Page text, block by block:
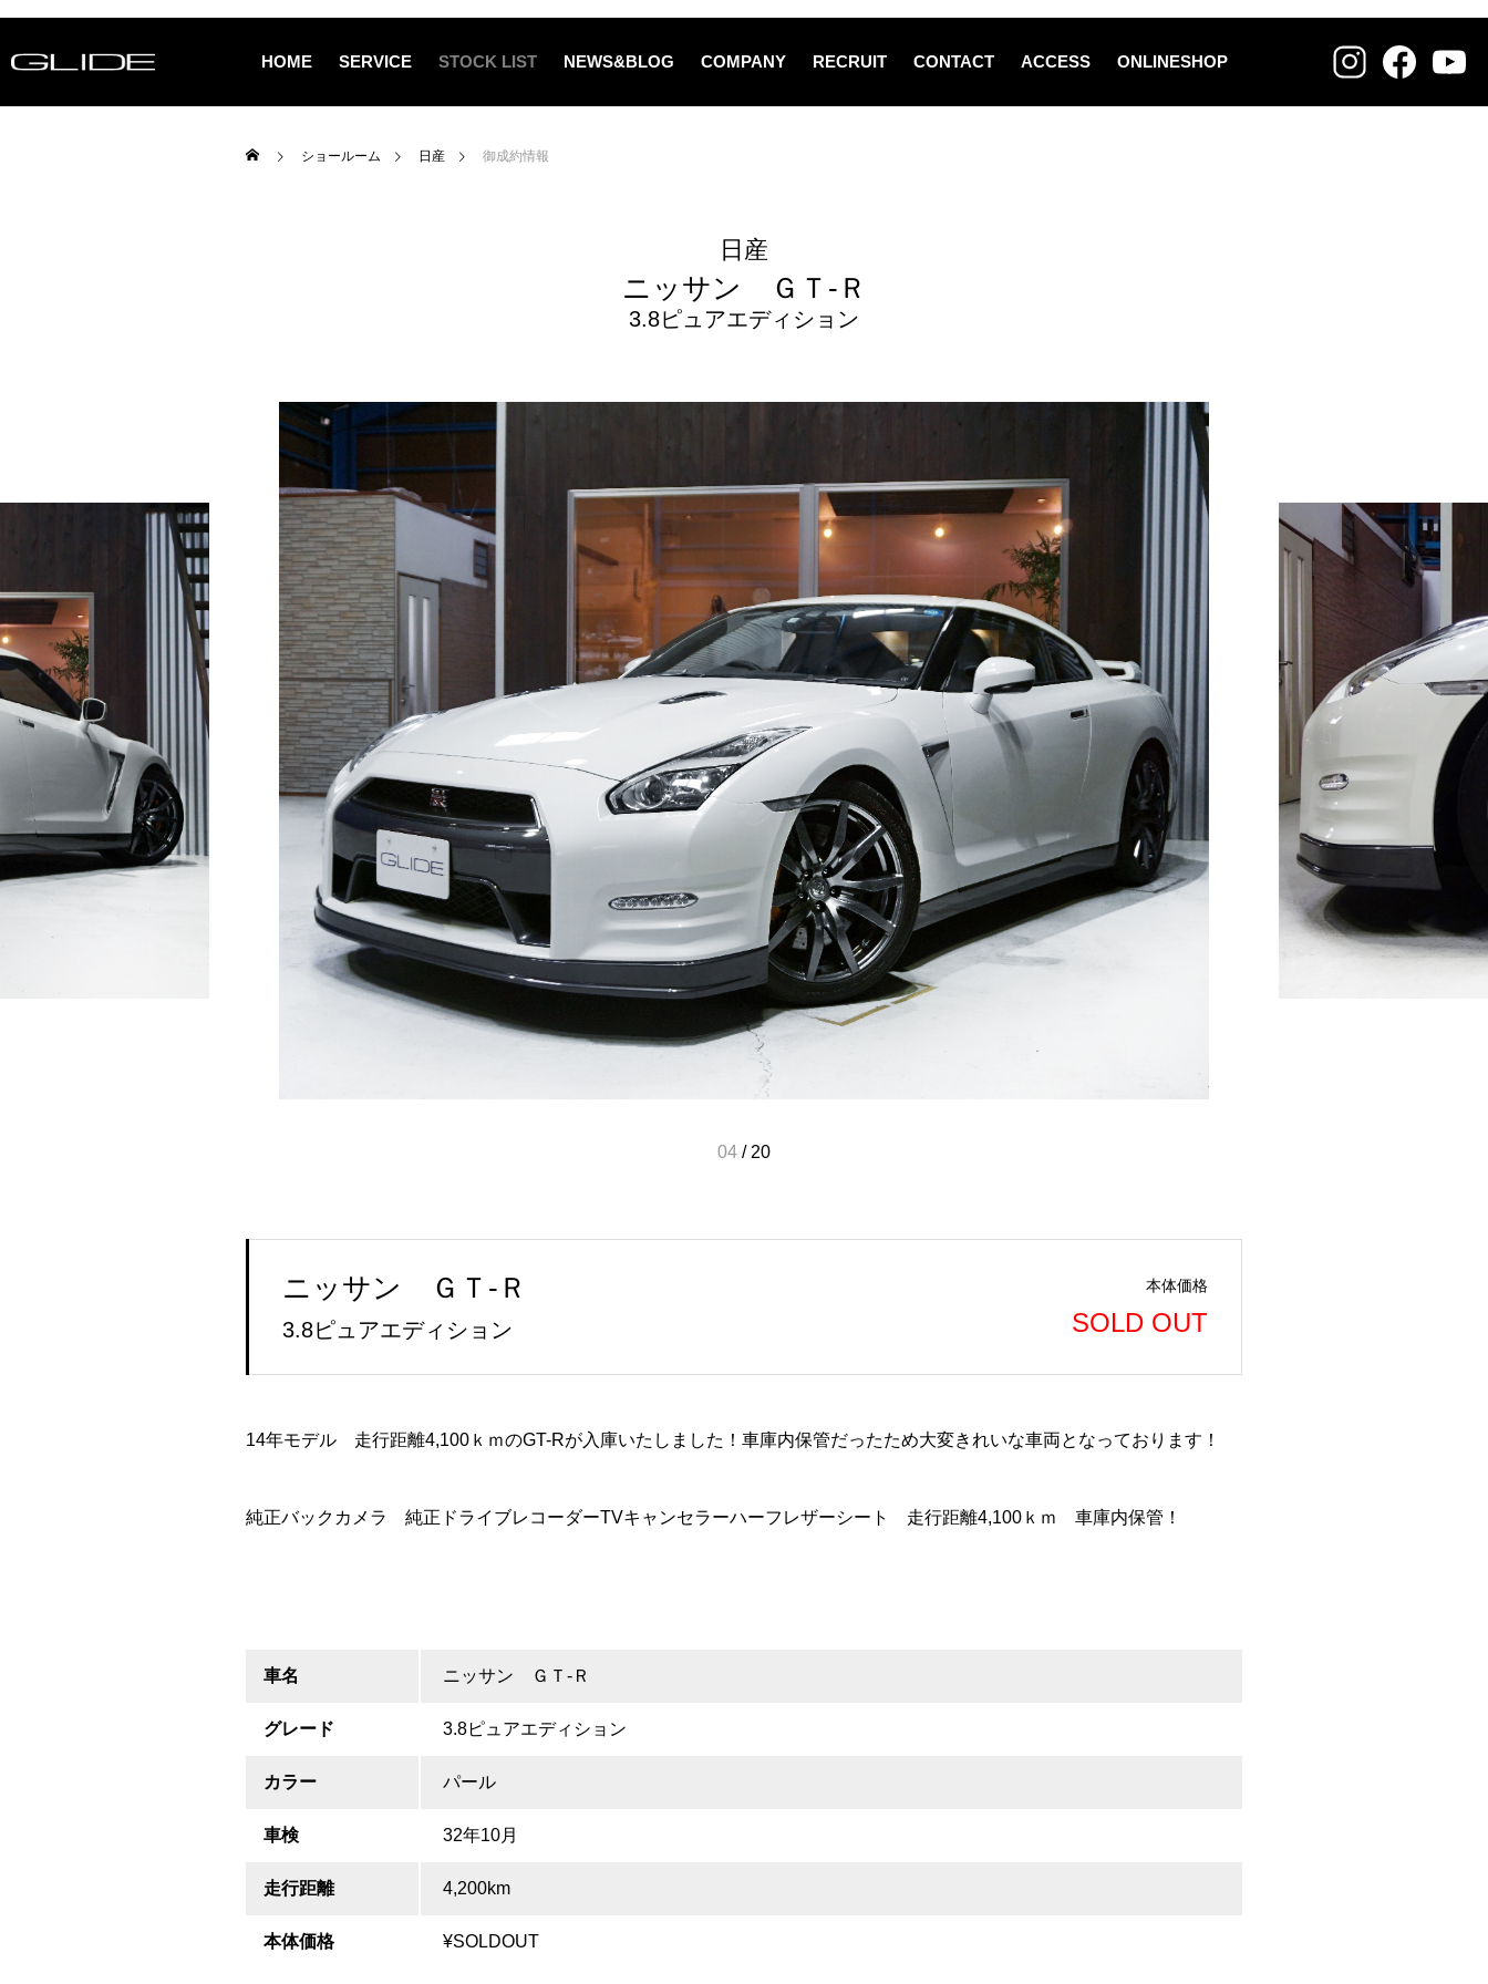
HOME SERVICE STOCK LIST NEWS&BLOG COMPANY RECRUIT CONTACT ACCESS ONLINESHOP
ショールーム 日産 御成約情報
日産
ニッサン ＧＴ-Ｒ
3.8ピュアエディション
04 / 20
ニッサン ＧＴ-Ｒ
3.8ピュアエディション
本体価格
SOLD OUT
14年モデル 走行距離4,100ｋｍのGT-Rが入庫いたしました！車庫内保管だったため大変きれいな車両となっております！
純正バックカメラ 純正ドライブレコーダーTVキャンセラーハーフレザーシート 走行距離4,100ｋｍ 車庫内保管！
車名 ニッサン ＧＴ-Ｒ
グレード 3.8ピュアエディション
カラー パール
車検 32年10月
走行距離 4,200km
本体価格 ¥SOLDOUT